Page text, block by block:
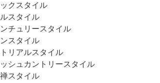
クスタイル
スタイル
チュリースタイル
スタイル
リアルスタイル
ッシュカントリースタイル
スタイル